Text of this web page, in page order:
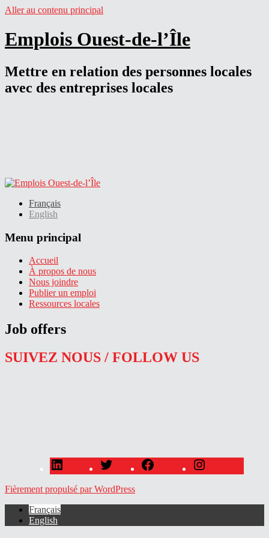
Aller au contenu principal
Emplois Ouest-de-l’Île
Mettre en relation des personnes locales
avec des entreprises locales
Français
English
Menu principal
Accueil
À propos de nous
Nous joindre
Publier un emploi
Ressources locales
Job offers
SUIVEZ NOUS / FOLLOW US
LinkedIn Twitter Facebook
Fièrement propulsé par WordPress
Français
English